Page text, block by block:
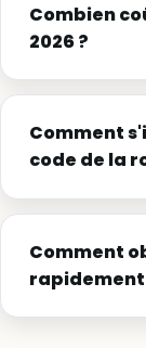
Combien
2026 ?
Comment
code de la
Comment
rapidement